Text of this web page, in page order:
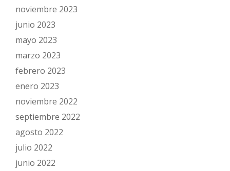
noviembre 2023
junio 2023
mayo 2023
marzo 2023
febrero 2023
enero 2023
noviembre 2022
septiembre 2022
agosto 2022
julio 2022
junio 2022